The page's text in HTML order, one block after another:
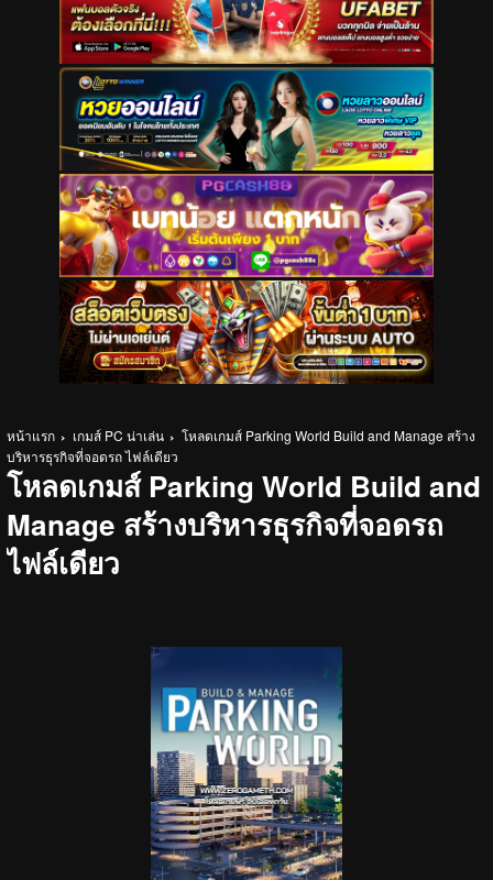
หน้าแรก เกมส์ PC น่าเล่น
โหลดเกมส์ Parking World Build and Manage สร้าง
บริหารธุรกิจที่จอดรถ ไฟล์เดียว
โหลดเกมส์ Parking World Build and
Manage สร้างบริหารธุรกิจที่จอดรถ
ไฟล์เดียว